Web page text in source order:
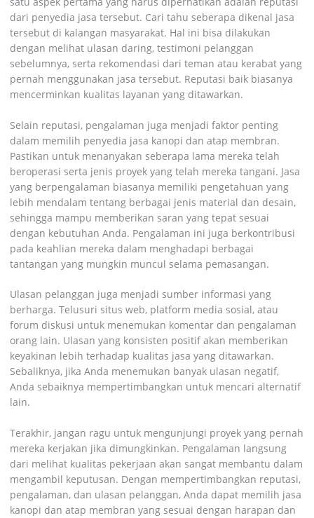
dari penyedia jasa tersebut. Cari tahu seberapa dikenal jasa
tersebut di kalangan masyarakat. Hal ini bisa dilakukan
dengan melihat ulasan daring, testimoni pelanggan
sebelumnya, serta rekomendasi dari teman atau kerabat yang
pernah menggunakan jasa tersebut. Reputasi baik biasanya
mencerminkan kualitas layanan yang ditawarkan.
Selain reputasi, pengalaman juga menjadi faktor penting
dalam memilih penyedia jasa kanopi dan atap membran.
Pastikan untuk menanyakan seberapa lama mereka telah
beroperasi serta jenis proyek yang telah mereka tangani. Jasa
yang berpengalaman biasanya memiliki pengetahuan yang
lebih mendalam tentang berbagai jenis material dan desain,
sehingga mampu memberikan saran yang tepat sesuai
dengan kebutuhan Anda. Pengalaman ini juga berkontribusi
pada keahlian mereka dalam menghadapi berbagai
tantangan yang mungkin muncul selama pemasangan.
Ulasan pelanggan juga menjadi sumber informasi yang
berharga. Telusuri situs web, platform media sosial, atau
forum diskusi untuk menemukan komentar dan pengalaman
orang lain. Ulasan yang konsisten positif akan memberikan
keyakinan lebih terhadap kualitas jasa yang ditawarkan.
Sebaliknya, jika Anda menemukan banyak ulasan negatif,
Anda sebaiknya mempertimbangkan untuk mencari alternatif
lain.
Terakhir, jangan ragu untuk mengunjungi proyek yang pernah
mereka kerjakan jika dimungkinkan. Pengalaman langsung
dari melihat kualitas pekerjaan akan sangat membantu dalam
mengambil keputusan. Dengan mempertimbangkan reputasi,
pengalaman, dan ulasan pelanggan, Anda dapat memilih jasa
kanopi dan atap membran yang sesuai dengan harapan dan